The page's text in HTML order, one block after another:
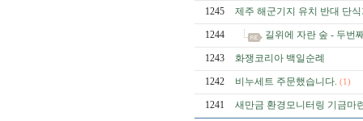
1245 제주 해군기지 유치 반대 단
1244 길위에 자란 숲 - 두번
1243 화쟁코리아 백일순례
1242 비누세트 주문했습니다. (1)
1241 새만금 환경모니터링 기금마